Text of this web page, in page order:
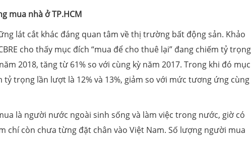
mua nhà ở TP.HCM
lát cắt khác đáng quan tâm về thị trường bất động sản. Khảo
cho thấy mục đích “mua để cho thuê lại” đang chiếm tỷ trọng
2018, tăng từ 61% so với cùng kỳ năm 2017. Trong khi đó mục
tỷ trọng lần lượt là 12% và 13%, giảm so với mức tương ứng cùng
là người nước ngoài sinh sống và làm việc trong nước, giờ có
chí còn chưa từng đặt chân vào Việt Nam. Số lượng người mua